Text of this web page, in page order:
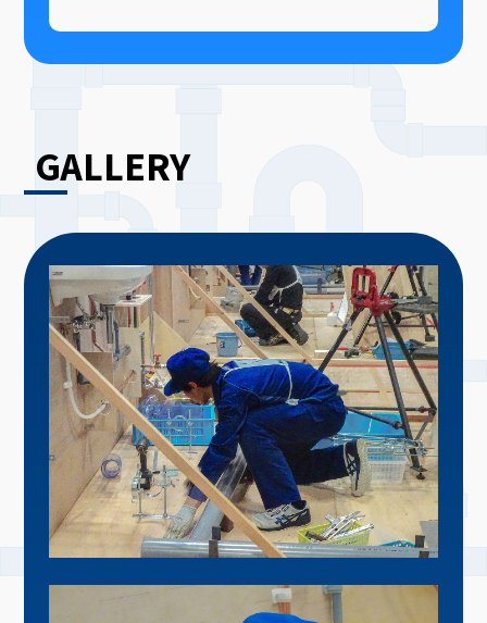
GALLERY